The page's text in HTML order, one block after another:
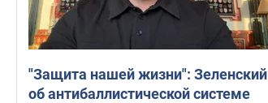
"Защита нашей жизни": Зеленский
об антибаллистической системе